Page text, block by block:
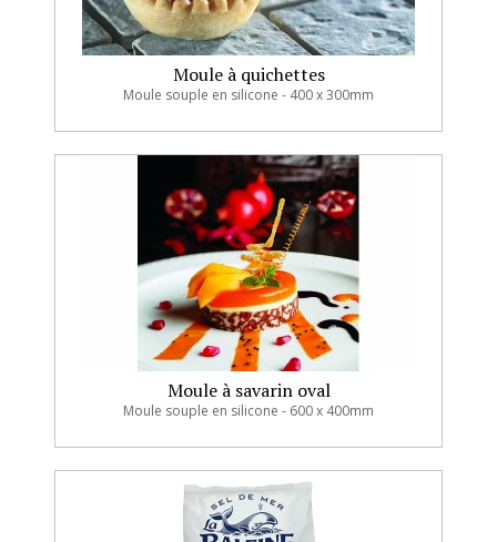
Moule à quichettes
Moule souple en silicone - 400 x 300mm
Moule à savarin oval
Moule souple en silicone - 600 x 400mm